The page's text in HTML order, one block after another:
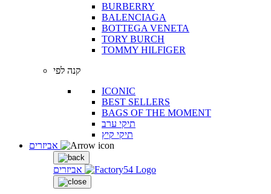
BURBERRY
BALENCIAGA
BOTTEGA VENETA
TORY BURCH
TOMMY HILFIGER
קנה לפי
ICONIC
BEST SELLERS
BAGS OF THE MOMENT
תיקי ערב
תיקי קיץ
אביזרים